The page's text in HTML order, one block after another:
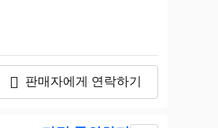
판매자에게 연락하기